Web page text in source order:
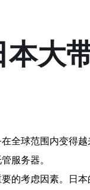
本大
全球范围内变得
服务器。
的考虑因素。日